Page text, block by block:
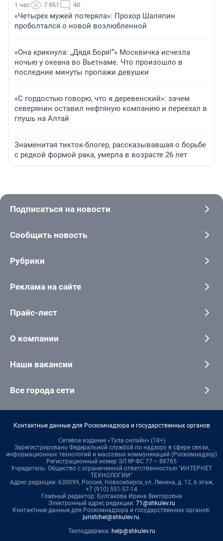
1 час 7 861 40
«Четырех мужей потеряла»: Прохор Шаляпин
проболтался о новой возлюбленной
«Она крикнула: „Дядя Боря!“» Москвичка исчезла
ночью у океана во Вьетнаме. Что произошло в
последние минуты пропажи девушки
«С гордостью говорю, что я деревенский»: зачем
северянин оставил нефтяную компанию и переехал в
глушь на Алтай
Знаменитая тикток-блогер, рассказывавшая о борьбе
с редкой формой рака, умерла в возрасте 26 лет
Подписаться на новости
Сообщить новость
Рубрики
Реклама на сайте
Прайс-лист
О компании
Наши вакансии
Все города сети
Контактные данные для Роскомнадзора и государственных органов
Сетевое издание «Тула онлайн» (18+)
Зарегистрировано Федеральной службой по надзору в сфере связи,
информационных технологий и массовых коммуникаций (Роскомнадзор)
Регистрационный номер ЭЛ № ФС 77 – 88765
Учредитель: Общество с ограниченной ответственностью "ИНТЕРНЕТ
ТЕХНОЛОГИИ"
Адрес редакции: 630099, Россия, Новосибирск, ул. Ленина, д. 12, 6 этаж,
+7 (910) 551-57-14
Главный редактор: Булгакова Ирина Викторовна
Электронный адрес редакции: 71@shkulev.ru
Контактные данные для Роскомнадзора и государственных органов:
juristchel@shkulev.ru.
Техподдержка: help@shkulev.ru